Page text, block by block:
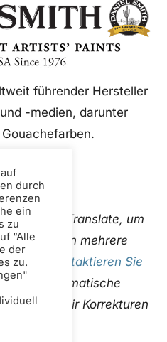
führender Hersteller
-medien, darunter
Google Translate, um
in mehrere
Bitte
Kontaktieren Sie
automatische
damit wir Korrekturen
können.
durch
ein
zu
“Alle
der
zu.